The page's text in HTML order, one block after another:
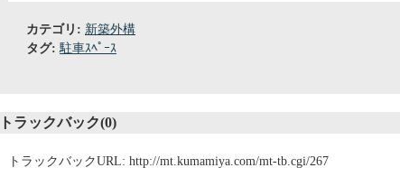
カテゴリ : 新築外構
タグ: 駐車ｽﾍﾟｰｽ
トラックバック(0)
トラックバックURL: http://mt.kumamiya.com/mt-tb.cgi/267